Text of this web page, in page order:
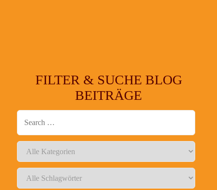
FILTER & SUCHE BLOG
BEITRÄGE